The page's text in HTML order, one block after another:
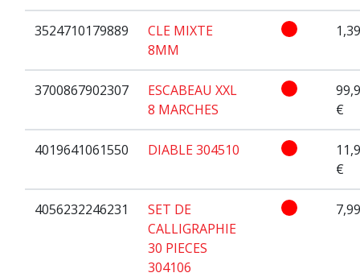
3524710179889
CLE MIXTE
8MM
3700867902307
ESCABEAU XXL
8 MARCHES
€
4019641061550 DIABLE 304510
€
4056232246231
SET DE
CALLIGRAPHIE
30 PIECES
304106